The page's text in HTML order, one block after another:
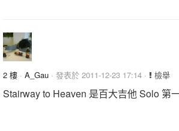
2 樓 · A_Gau · 發表於 2011-12-23 17:14 · 檢舉
Stairway to Heaven 是百大吉他 Solo 第